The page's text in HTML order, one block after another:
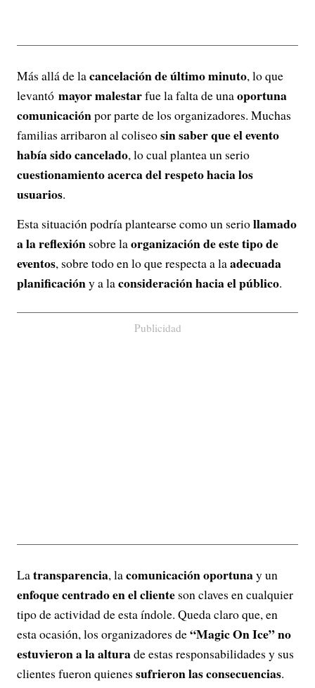
Más allá de lacancelación de último minuto, lo que
levantó mayor malestarfue la falta de unaoportuna
comunicaciónpor parte de los organizadores. Muchas
familias arribaron al coliseosin saber que el evento
había sido cancelado, lo cual plantea un serio
cuestionamiento acerca del respeto hacia los
usuarios.
Esta situación podría plantearse como un seriollamado
a la reflexión sobre laorganización de este tipo de
eventos, sobre todo en lo que respecta a laadecuada
planificacióny a laconsideración hacia el público.
Publicidad
Latransparencia, lacomunicación oportunay un
enfoque centrado en el cliente son claves en cualquier
tipo de actividad de esta índole. Queda claro que, en
esta ocasión, los organizadores de“Magic On Ice”no
estuvieron a la alturade estas responsabilidades y sus
clientes fueron quienes sufrieron las consecuencias.